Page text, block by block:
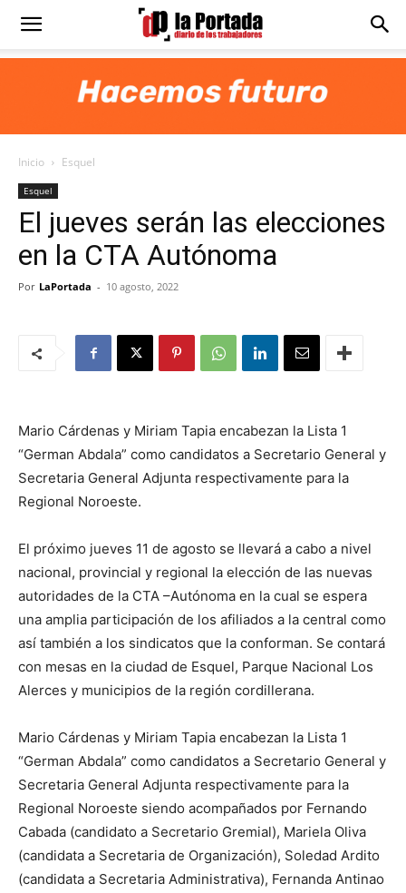
Diario
Portada
Inicio Esquel
Esquel
El jueves serán las elecciones
en la CTA Autónoma
Por LaPortada - 10 agosto, 2022
Mario Cárdenas y Miriam Tapia encabezan la Lista 1
“German Abdala” como candidatos a Secretario General y
Secretaria General Adjunta respectivamente para la
Regional Noroeste.
El próximo jueves 11 de agosto se llevará a cabo a nivel
nacional, provincial y regional la elección de las nuevas
autoridades de la CTA –Autónoma en la cual se espera
una amplia participación de los afiliados a la central como
así también a los sindicatos que la conforman. Se contará
con mesas en la ciudad de Esquel, Parque Nacional Los
Alerces y municipios de la región cordillerana.
Mario Cárdenas y Miriam Tapia encabezan la Lista 1
“German Abdala” como candidatos a Secretario General y
Secretaria General Adjunta respectivamente para la
Regional Noroeste siendo acompañados por Fernando
Cabada (candidato a Secretario Gremial), Mariela Oliva
(candidata a Secretaria de Organización), Soledad Ardito
(candidata a Secretaria Administrativa), Fernanda Antinao